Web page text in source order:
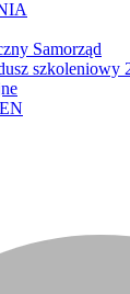
Samorząd
szkoleniowy